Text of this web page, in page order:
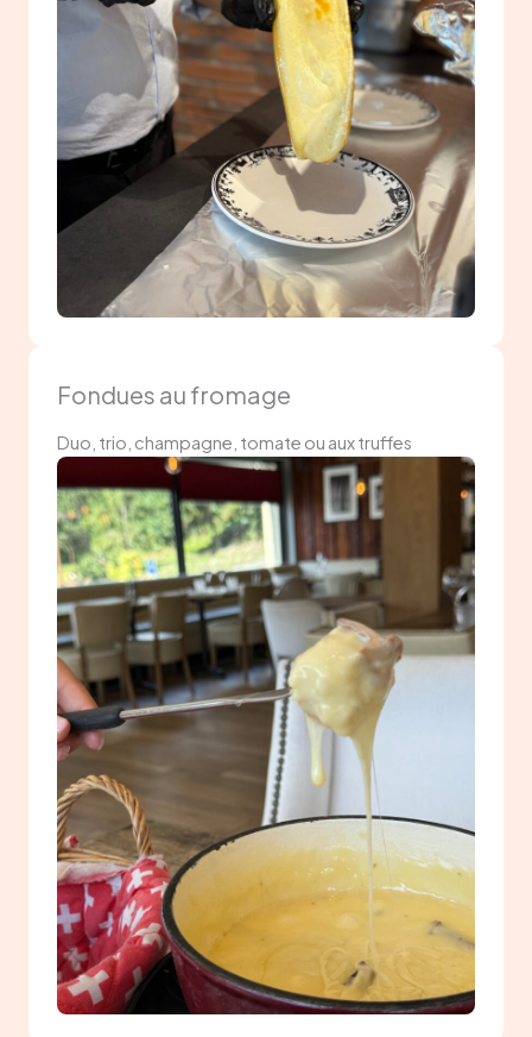
Fondues au fromage
Duo, trio, champagne, tomate ou aux truffes